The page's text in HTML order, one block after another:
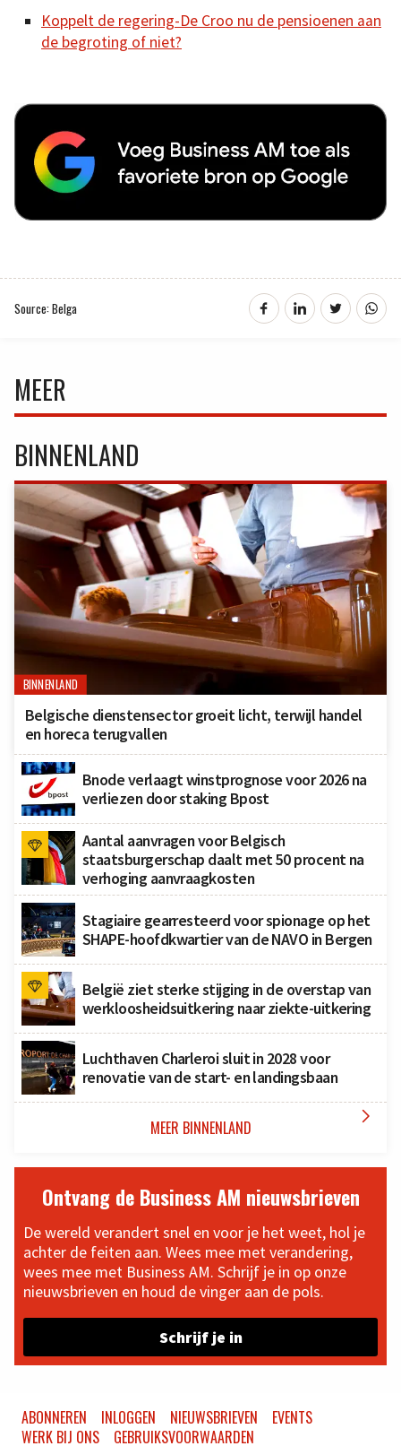
Koppelt de regering-De Croo nu de pensioenen aan
de begroting of niet?
Source: Belga
MEER
BINNENLAND
BINNENLAND
Belgische dienstensector groeit licht, terwijl handel
en horeca terugvallen
Bnode verlaagt winstprognose voor 2026 na
verliezen door staking Bpost
Aantal aanvragen voor Belgisch
staatsburgerschap daalt met 50 procent na
verhoging aanvraagkosten
Stagiaire gearresteerd voor spionage op het
SHAPE-hoofdkwartier van de NAVO in Bergen
België ziet sterke stijging in de overstap van
werkloosheidsuitkering naar ziekte-uitkering
Luchthaven Charleroi sluit in 2028 voor
renovatie van de start- en landingsbaan
MEER BINNENLAND 
Ontvang de Business AM nieuwsbrieven
De wereld verandert snel en voor je het weet, hol je
achter de feiten aan. Wees mee met verandering,
wees mee met Business AM. Schrijf je in op onze
nieuwsbrieven en houd de vinger aan de pols.
Schrijf je in
ABONNEREN INLOGGEN NIEUWSBRIEVEN
EVENTS
WERK BIJ ONS
GEBRUIKSVOORWAARDEN